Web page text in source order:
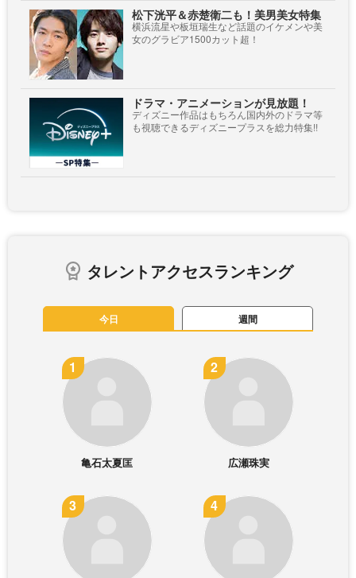
松下洸平＆赤楚衛二も！美男美女特集
横浜流星や板垣瑞生など話題のイケメンや美
女のグラビア1500カット超！
ドラマ・アニメーションが見放題！
ディズニー作品はもちろん国内外のドラマ等
も視聴できるディズニープラスを総力特集!!
タレントアクセスランキング
今日 週間
亀石太夏匡 広瀬珠実